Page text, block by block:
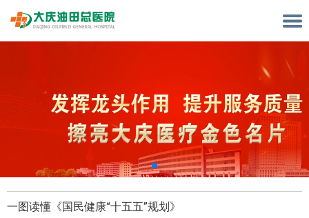
一图读懂《国民健康“十五五”规划》